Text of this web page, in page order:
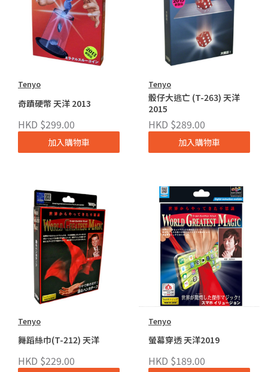
Tenyo
奇蹟硬幣 天洋 2013
HKD $299.00
加入購物車
Tenyo
骰仔大逃亡 (T-263) 天洋
2015
HKD $289.00
加入購物車
Tenyo
舞蹈絲巾(T-212) 天洋
HKD $229.00
Tenyo
螢幕穿透 天洋2019
HKD $189.00